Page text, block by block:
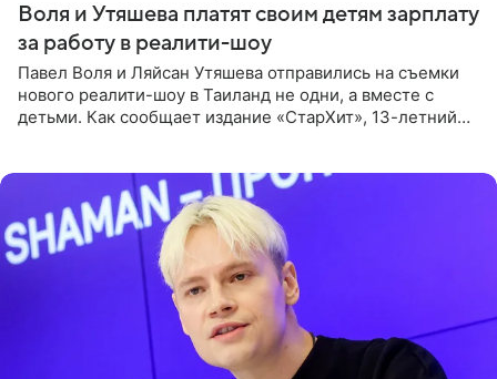
Воля и Утяшева платят своим детям зарплату
за работу в реалити-шоу
Павел Воля и Ляйсан Утяшева отправились на съемки
нового реалити-шоу в Таиланд не одни, а вместе с
детьми. Как сообщает издание «СтарХит», 13-летний